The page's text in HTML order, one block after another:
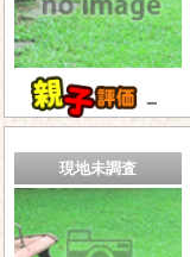
－
現地未調査